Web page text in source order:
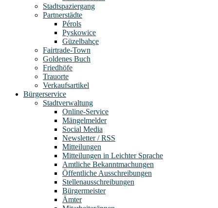
Stadtspaziergang
Partnerstädte
Pérols
Pyskowice
Güzelbahçe
Fairtrade-Town
Goldenes Buch
Friedhöfe
Trauorte
Verkaufsartikel
Bürgerservice
Stadtverwaltung
Online-Service
Mängelmelder
Social Media
Newsletter / RSS
Mitteilungen
Mitteilungen in Leichter Sprache
Amtliche Bekanntmachungen
Öffentliche Ausschreibungen
Stellenausschreibungen
Bürgermeister
Ämter